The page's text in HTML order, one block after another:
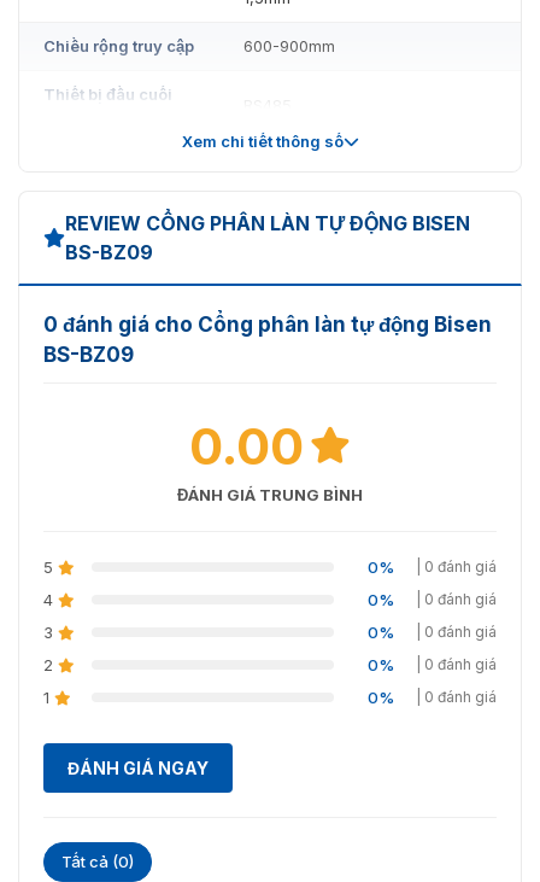
Chiều rộng truy cập 600-900mm
Thiết bị đầu cuối
Môi trường làm
việc
Xem chi tiết thông số
REVIEW CỔNG PHÂN LÀN TỰ ĐỘNG BISEN
BS-BZ09
0 đánh giá cho Cổng phân làn tự động Bisen
BS-BZ09
0.00
ĐÁNH GIÁ TRUNG BÌNH
5 0% | 0 đánh giá
4 0% | 0 đánh giá
3 0% | 0 đánh giá
2 0% | 0 đánh giá
1 0% | 0 đánh giá
ĐÁNH GIÁ NGAY
Tất cả (0)